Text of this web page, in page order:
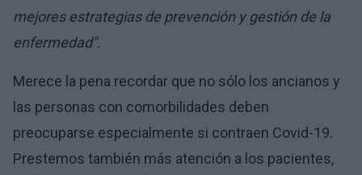
mejores estrategias de prevención y gestión de la
enfermedad".
Merece la pena recordar que no sólo los ancianos y
las personas con comorbilidades deben
preocuparse especialmente si contraen Covid-19.
Prestemos también más atención a los pacientes,